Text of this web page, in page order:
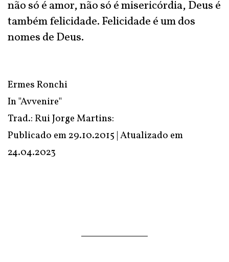
não só é amor, não só é misericórdia, Deus é
também felicidade. Felicidade é um dos
nomes de Deus.
Ermes Ronchi
In"Avvenire"
Trad.: Rui Jorge Martins:
Publicado em 29.10.2015 | Atualizado em
24.04.2023